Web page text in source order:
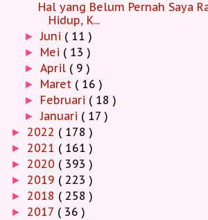
Hal yang Belum Pernah Saya
Hidup, K...
►Juni ( 11 )
► Mei ( 13 )
►April ( 9 )
► Maret ( 16 )
► Februari ( 18 )
►Januari ( 17 )
► 2022 ( 178 )
► 2021 ( 161 )
► 2020 ( 393 )
► 2019 ( 223 )
► 2018 ( 258 )
► 2017 ( 36 )